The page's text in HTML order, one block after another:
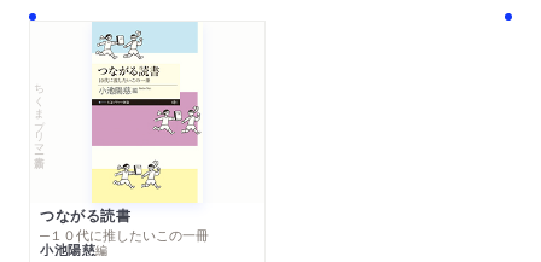
ちくまプリマー新書
つながる読書
─１０代に推したいこの一冊
小池陽慈編